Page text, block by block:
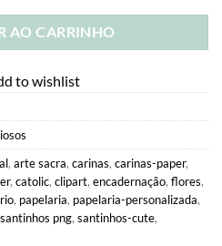
AO CARRINHO
to wishlist
, arte sacra, carinas, carinas-paper,
, catolic, clipart, encadernação, flores,
, papelaria, papelaria-personalizada,
santinhos png, santinhos-cute,